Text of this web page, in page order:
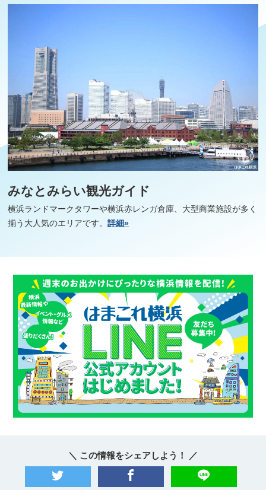
みなとみらい観光ガイド
横浜ランドマークタワーや横浜赤レンガ倉庫、大型商業施設が多く
揃う大人気のエリアです。詳細»
＼ この情報をシェアしよう！ ／